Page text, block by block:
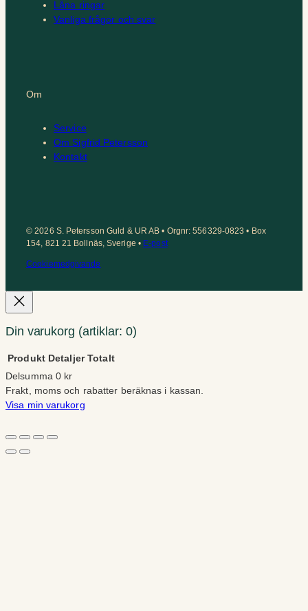
Låna ringar
Vanliga frågor och svar
Om
Service
Om Sigfrid Petersson
Kontakt
© 2026 S. Petersson Guld & UR AB • Orgnr: 556329-0823 • Box
154, 821 21 Bollnäs, Sverige • E-post
Cookiemedgivande
Din varukorg (artiklar: 0)
Produkter
i
Produkt Detaljer Totalt
Delsumma 0 kr
Frakt, moms och rabatter beräknas i kassan.
Visa min varukorg